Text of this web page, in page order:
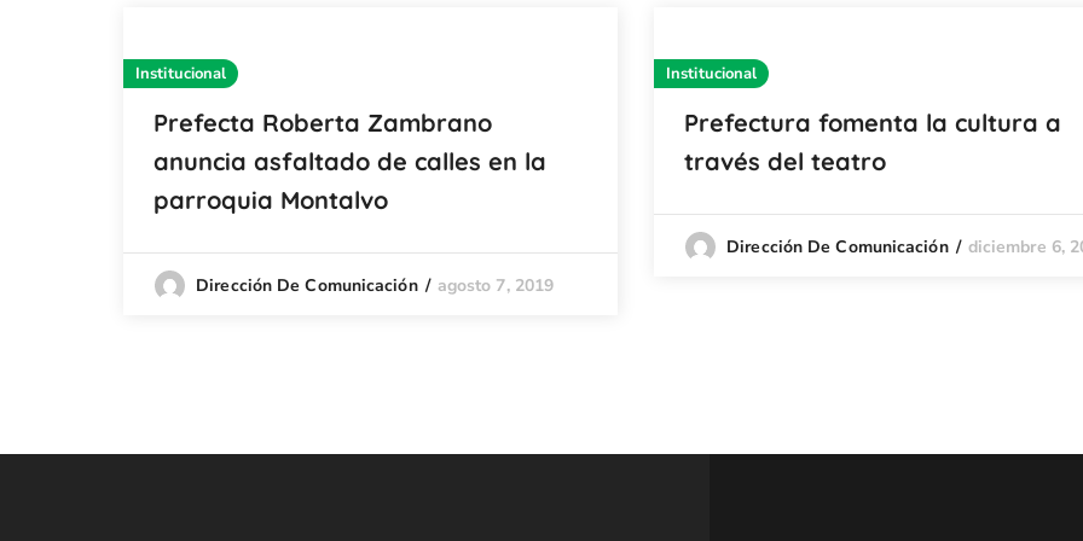
Institucional
Prefecta Roberta Zambrano
anuncia asfaltado de calles en la
parroquia Montalvo
Dirección De Comunicación agosto 7, 2019
Institucional
Prefectura fomenta la cultura a
través del teatro
Dirección De Comunicación diciembre 6,